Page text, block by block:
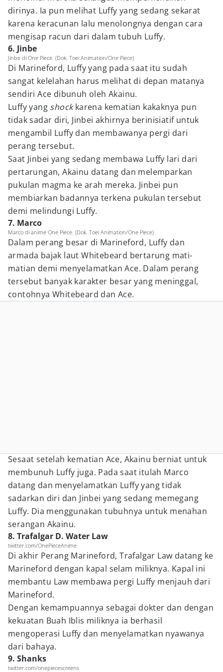
dirinya. Ia pun melihat Luffy yang sedang sekarat
karena keracunan lalu menolongnya dengan cara
mengisap racun dari dalam tubuh Luffy.
6. Jinbe
Jinbe di One Piece. (Dok. Toei Animation/One Piece)
Di Marineford, Luffy yang pada saat itu sudah
sangat kelelahan harus melihat di depan matanya
sendiri Ace dibunuh oleh Akainu.
Luffy yang shockkarena kematian kakaknya pun
tidak sadar diri, Jinbei akhirnya berinisiatif untuk
mengambil Luffy dan membawanya pergi dari
perang tersebut.
Saat Jinbei yang sedang membawa Luffy lari dari
pertarungan, Akainu datang dan melemparkan
pukulan magma ke arah mereka. Jinbei pun
membiarkan badannya terkena pukulan tersebut
demi melindungi Luffy.
7. Marco
Marco di anime One Piece. (Dok. Toei Animation/One Piece)
Dalam perang besar di Marineford, Luffy dan
armada bajak laut Whitebeard bertarung mati-
matian demi menyelamatkan Ace. Dalam perang
tersebut banyak karakter besar yang meninggal,
contohnya Whitebeard dan Ace.
Sesaat setelah kematian Ace, Akainu berniat untuk
membunuh Luffy juga. Pada saat itulah Marco
datang dan menyelamatkan Luffy yang tidak
sadarkan diri dan Jinbei yang sedang memegang
Luffy. Dia menggunakan tubuhnya untuk menahan
serangan Akainu.
8. Trafalgar D. Water Law
twitter.com/OnePieceAnime
Di akhir Perang Marineford, Trafalgar Law datang ke
Marineford dengan kapal selam miliknya. Kapal ini
membantu Law membawa pergi Luffy menjauh dari
Marineford.
Dengan kemampuannya sebagai dokter dan dengan
kekuatan Buah Iblis miliknya ia berhasil
mengoperasi Luffy dan menyelamatkan nyawanya
dari bahaya.
9. Shanks
twitter.com/onepiecescreens